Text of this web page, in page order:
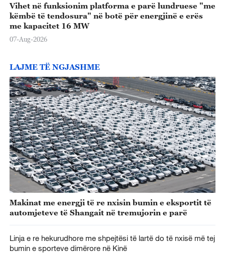
Vihet në funksionim platforma e parë lundruese "me
këmbë të tendosura" në botë për energjinë e erës
me kapacitet 16 MW
07-Aug-2026
LAJME TË NGJASHME
Makinat me energji të re nxisin bumin e eksportit të
automjeteve të Shangait në tremujorin e parë
Linja e re hekurudhore me shpejtësi të lartë do të nxisë më tej
bumin e sporteve dimërore në Kinë